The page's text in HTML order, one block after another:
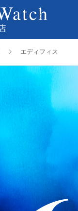
エディフィス